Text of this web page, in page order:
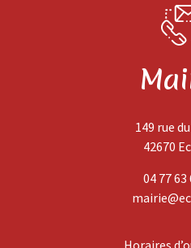
149 rue
42670
04 77 63
Horaires